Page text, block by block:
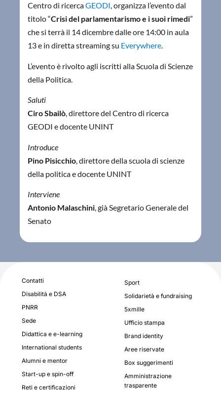
Centro di ricercaGEODI, organizza l’evento dal
titolo “Crisi del parlamentarismo e i suoi rimedi”
che si terrà il 14 dicembre dalle ore 14:00 in aula
13 e in diretta streaming su Everywhere.
L’evento è rivolto agli iscritti alla Scuola di Scienze
della Politica.
Saluti
Ciro Sbailò, direttore del Centro di ricerca
GEODI e docente UNINT
Introduce
Pino Pisicchio , direttore della scuola di scienze
della politica e docente UNINT
Interviene
Antonio Malaschini, già Segretario Generale del
Senato
Contatti
Disabilità e DSA
PNRR
Sede
Didattica e e-learning
International students
Alumni e mentor
Start-up e spin-off
Reti e certificazioni
Sport
Solidarietà e fundraising
5xmille
Ufficio stampa
Brand identity
Aree riservate
Box suggerimenti
Amministrazione
trasparente